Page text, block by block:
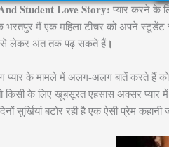
Student Love Story:प्यार करने के
भरतपुर मैं एक महिला टीचर को अपने स्टूडेंट
लेकर अंत तक पढ़ सकते हैं।
प्यार के मामले में अलग-अलग बातें करते हैं
किसी के लिए खूबसूरत एहसास अक्सर
सुर्खियां बटोर रही है एक ऐसी प्रेम